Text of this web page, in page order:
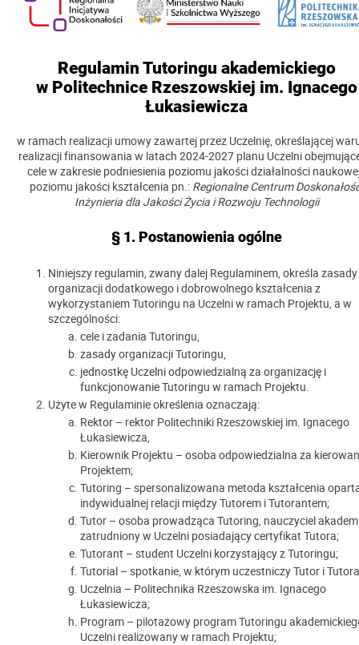
Regulamin Tutoringu akademickiego
w Politechnice Rzeszowskiej im. Ignacego
Łukasiewicza
w ramach realizacji umowy zawartej przez Uczelnię, określającej
realizacji finansowania w latach 2024-2027 planu Uczelni
cele w zakresie podniesienia poziomu jakości działalności
poziomu jakości kształcenia pn.: Regionalne Centrum
Inżynieria dla Jakości Życia i Rozwoju Technologii
§ 1. Postanowienia ogólne
Niniejszy regulamin, zwany dalej Regulaminem, określa zasady
organizacji dodatkowego i dobrowolnego kształcenia z
wykorzystaniem Tutoringu na Uczelni w ramach Projektu, a w
szczególności:
cele i zadania Tutoringu,
zasady organizacji Tutoringu,
jednostkę Uczelni odpowiedzialną za organizację i
funkcjonowanie Tutoringu w ramach Projektu.
Użyte w Regulaminie określenia oznaczają:
Rektor – rektor Politechniki Rzeszowskiej im. Ignacego
Łukasiewicza,
Kierownik Projektu – osoba odpowiedzialna za
Projektem;
Tutoring – spersonalizowana metoda kształcenia
indywidualnej relacji między Tutorem i Tutorantem;
Tutor – osoba prowadząca Tutoring, nauczyciel
zatrudniony w Uczelni posiadający certyfikat Tutora;
Tutorant – student Uczelni korzystający z Tutoringu;
Tutorial – spotkanie, w którym uczestniczy Tutor i
Uczelnia – Politechnika Rzeszowska im. Ignacego
Łukasiewicza;
Program – pilotażowy program Tutoringu
Uczelni realizowany w ramach Projektu;